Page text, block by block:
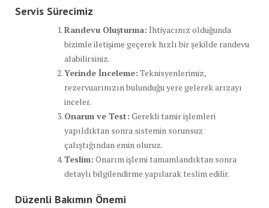
Servis Sürecimiz
Randevu Oluşturma: İhtiyacınız olduğunda
bizimle iletişime geçerek hızlı bir şekilde randevu
alabilirsiniz.
Yerinde İnceleme: Teknisyenlerimiz,
rezervuarınızın bulunduğu yere gelerek arızayı
inceler.
Onarım ve Test: Gerekli tamir işlemleri
yapıldıktan sonra sistemin sorunsuz
çalıştığından emin oluruz.
Teslim: Onarım işlemi tamamlandıktan sonra
detaylı bilgilendirme yapılarak teslim edilir.
Düzenli Bakımın Önemi